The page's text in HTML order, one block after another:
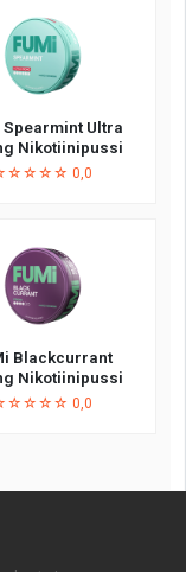
Spearmint Ultra
Nikotiinipussi
0,0
Blackcurrant
Nikotiinipussi
0,0